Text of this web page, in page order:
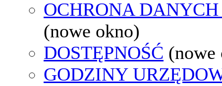
OCHRONA
(nowe okno)
DOSTĘPNOŚĆ (nowe
GODZINY